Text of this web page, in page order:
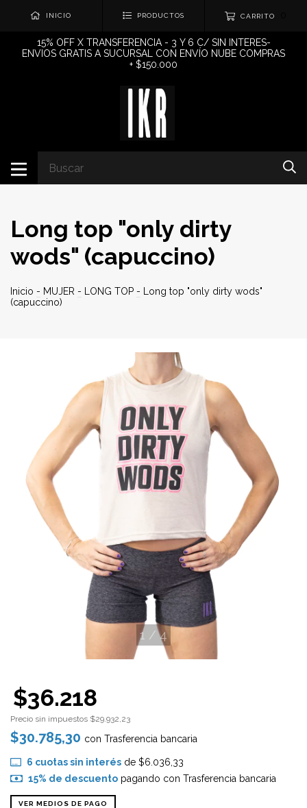
INICIO PRODUCTOS CARRITO
15% OFF X TRANSFERENCIA - 3 Y 6 C/ SIN INTERES-
ENVIOS GRATIS A SUCURSAL CON ENVÍO NUBE COMPRAS
+ $150.000
Long top "only dirty
wods" (capuccino)
Inicio - MUJER - LONG TOP -
Long top "only dirty wods"
(capuccino)
1 /4
$36.218
Precio sin impuestos $29.932,23
$30.785,30 con Trasferencia bancaria
6 cuotas sin interésde $6.036,33
15% de descuentopagando con Trasferencia bancaria
VER MEDIOS DE PAGO